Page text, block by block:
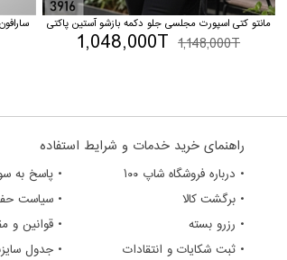
مانتو کتی اسپورت مجلسی جلو دکمه بازشو آستین پاکتی
1,148,000T
1,048,000T
راهنمای خرید خدمات و شرایط استفاده
• درباره فروشگاه شاپ ۱۰۰
• پاسخ به
• برگشت کالا
• سیاست
• رزرو بسته
• قوانین و
• ثبت شکایات و انتقادات
• جدول